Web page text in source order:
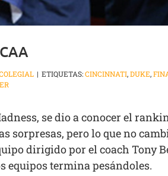
| ETIQUETAS:CINCINNATI,DUKE,
se dio a conocer el
sorpresas, pero lo que no
dirigido por el coach Tony
equipos termina pesándoles.